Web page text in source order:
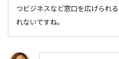
つビジネスなど窓口を広げられ
れないですね。